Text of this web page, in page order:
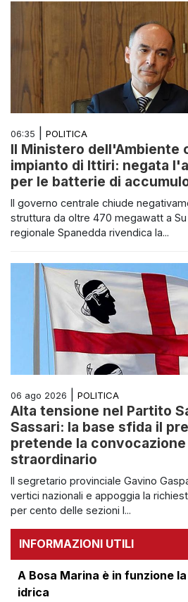
06:35 POLITICA
Il Ministero dell'Ambiente
impianto di Ittiri: negata
per le batterie di
Il governo centrale chiude
struttura da oltre 470 megawatt a
regionale Spanedda rivendica la...
06 ago 2026 POLITICA
Alta tensione nel Partito
Sassari: la base sfida il
pretende la
straordinario
Il segretario provinciale Gavino
vertici nazionali e appoggia la
per cento delle sezioni l...
INFORMAZIONI UTILI
A Bosa Marina è in funzione
idrica